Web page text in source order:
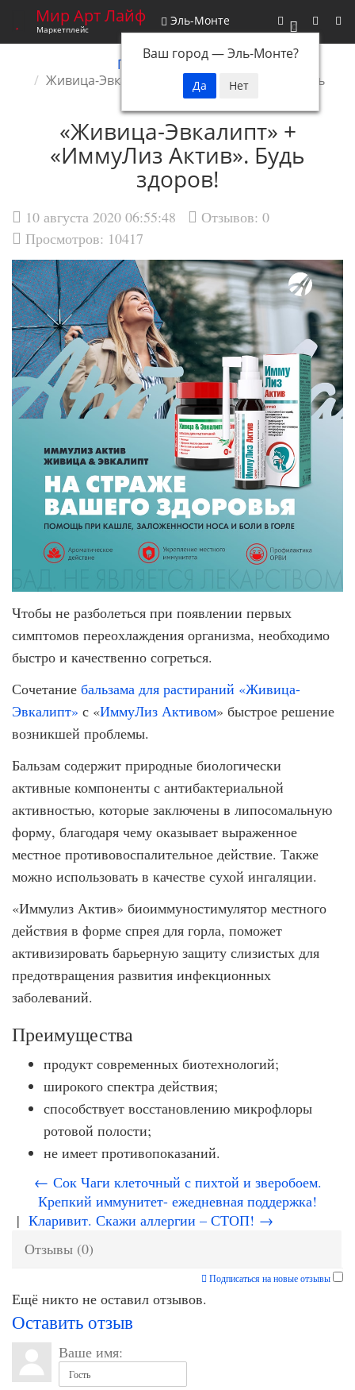
0
Мир Арт Лайф
Маркетплейс
Эль-Монте
Ваш город —Эль-Монте?
Главная
Новости
Живица-Эвкалипт плюс ИммуЛиз Актив. Будь
здоров!
«Живица-Эвкалипт» +
«ИммуЛиз Актив». Будь
здоров!
10 августа 2020 06:55:48 Отзывов: 0
Просмотров: 10417
Чтобы не разболеться при появлении первых
симптомов переохлаждения организма, необходимо
быстро и качественно согреться.
Сочетание бальзама для растираний «Живица-
Эвкалипт» с «ИммуЛиз Активом» быстрое решение
возникшей проблемы.
Бальзам содержит природные биологически
активные компоненты с антибактериальной
активностью, которые заключены в липосомальную
форму, благодаря чему оказывает выраженное
местное противовоспалительное действие. Также
можно использовать в качестве сухой ингаляции.
«Иммулиз Актив» биоиммуностимулятор местного
действия в форме спрея для горла, поможет
активизировать барьерную защиту слизистых для
предотвращения развития инфекционных
заболеваний.
Преимущества
продукт современных биотехнологий;
широкого спектра действия;
способствует восстановлению микрофлоры
ротовой полости;
не имеет противопоказаний.
← Сок Чаги клеточный с пихтой и зверобоем.
Крепкий иммунитет- ежедневная поддержка!
| Кларивит. Скажи аллергии – СТОП! →
Отзывы (0)
Подписаться на новые отзывы
Ещё никто не оставил отзывов.
Оставить отзыв
Ваше имя: